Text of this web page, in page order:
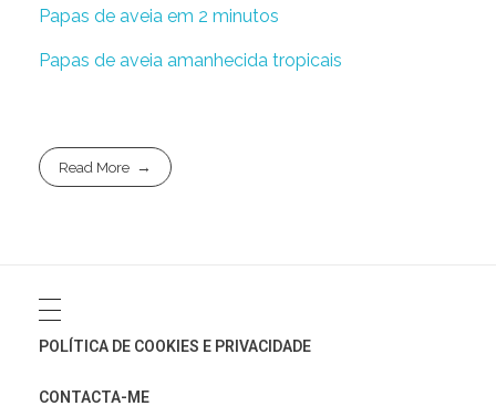
Papas de aveia em 2 minutos
Papas de aveia amanhecida tropicais
Read More
POLÍTICA DE COOKIES E PRIVACIDADE
CONTACTA-ME